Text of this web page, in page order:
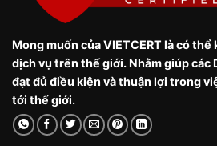
Mong muốn của VIETCERT là có
dịch vụ trên thế giới. Nhằm giúp các
đạt đủ điều kiện và thuận lợi trong
tới thế giới.